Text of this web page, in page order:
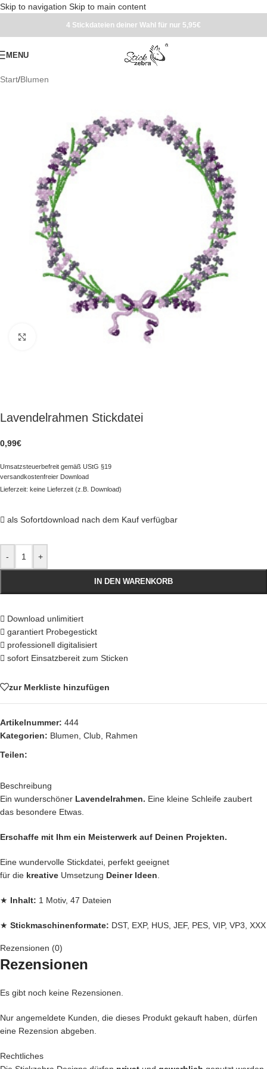
Skip to navigation Skip to main content
4 Stickdateien deiner Wahl für nur 5,95€
MENU
Start/Blumen
zum Vergrößern klicken
Lavendelrahmen Stickdatei
0,99€
Umsatzsteuerbefreit gemäß UStG §19
versandkostenfreier Download
Lieferzeit: keine Lieferzeit (z.B. Download)
als Sofortdownload nach dem Kauf verfügbar
- +
IN DEN WARENKORB
Download unlimitiert
garantiert Probegestickt
professionell digitalisiert
sofort Einsatzbereit zum Sticken
zur Merkliste hinzufügen
Artikelnummer: 444
Kategorien: Blumen Club Rahmen
Teilen:
Beschreibung
Ein wunderschöner Lavendelrahmen. Eine kleine Schleife zaubert
das besondere Etwas.
Erschaffe mit Ihm ein Meisterwerk auf Deinen Projekten.
Eine wundervolle Stickdatei, perfekt geeignet
für die kreative Umsetzung Deiner Ideen
★ Inhalt: 1 Motiv, 47 Dateien
★ Stickmaschinenformate: DST, EXP, HUS, JEF, PES, VIP, VP3, XXX
★Rahmengrößen:
Herzblut digitalisiert und für
– Du kannst mit unseren Stickdateien deine
– EinHandtuch
– DieKleidungDeiner Kinder so genial besticken, das die Augen
Rezensionen (0)
Rezensionen
Es gibt noch keine Rezensionen.
Nur angemeldete Kunden, die dieses Produkt gekauft haben, dürfen
eine Rezension abgeben.
Rechtliches